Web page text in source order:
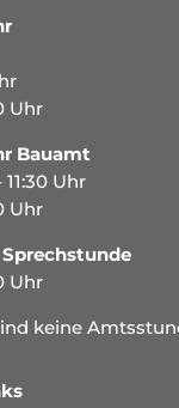
Uhr
Bauamt
Uhr
Uhr
Uhr
keine